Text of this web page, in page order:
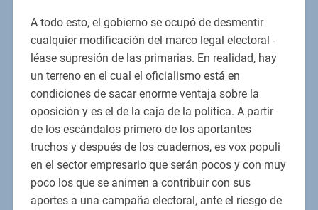
A todo esto, el gobierno se ocupó de desmentir
cualquier modificación del marco legal electoral -
léase supresión de las primarias. En realidad, hay
un terreno en el cual el oficialismo está en
condiciones de sacar enorme ventaja sobre la
oposición y es el de la caja de la política. A partir
de los escándalos primero de los aportantes
truchos y después de los cuadernos, es vox populi
en el sector empresario que serán pocos y con muy
poco los que se animen a contribuir con sus
aportes a una campaña electoral, ante el riesgo de